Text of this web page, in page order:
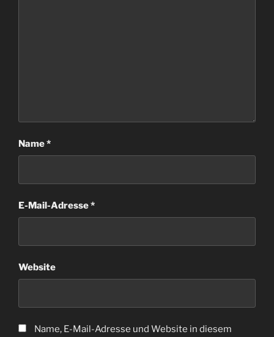
Name*
E-Mail-Adresse*
Website
Name, E-Mail-Adresse und Website in diesem